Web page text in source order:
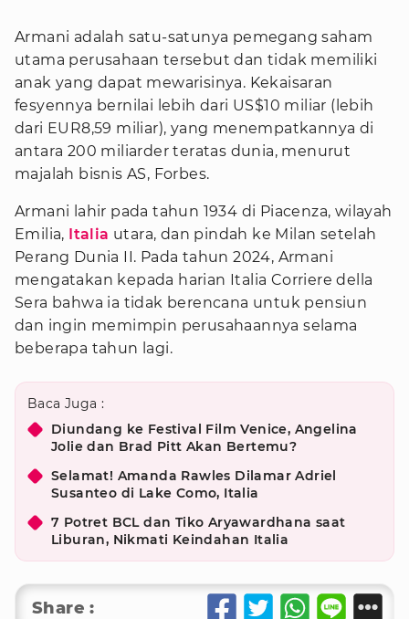
Armani adalah satu-satunya pemegang saham
utama perusahaan tersebut dan tidak memiliki
anak yang dapat mewarisinya. Kekaisaran
fesyennya bernilai lebih dari US$10 miliar (lebih
dari EUR8,59 miliar), yang menempatkannya di
antara 200 miliarder teratas dunia, menurut
majalah bisnis AS, Forbes.
Armani lahir pada tahun 1934 di Piacenza, wilayah
Emilia, Italia utara, dan pindah ke Milan setelah
Perang Dunia II. Pada tahun 2024, Armani
mengatakan kepada harian Italia Corriere della
Sera bahwa ia tidak berencana untuk pensiun
dan ingin memimpin perusahaannya selama
beberapa tahun lagi.
Baca Juga :
Diundang ke Festival Film Venice, Angelina
Jolie dan Brad Pitt Akan Bertemu?
Selamat! Amanda Rawles Dilamar Adriel
Susanteo di Lake Como, Italia
7 Potret BCL dan Tiko Aryawardhana saat
Liburan, Nikmati Keindahan Italia
Share :